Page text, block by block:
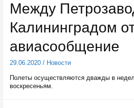
Между
Калининградом
авиасообщение
29.06.2020/ Новости
Полеты осуществляются дважды в
воскресеньям.